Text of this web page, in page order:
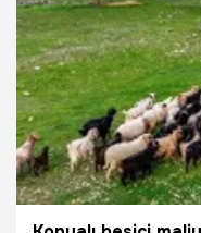
14.05.2026 Gündem